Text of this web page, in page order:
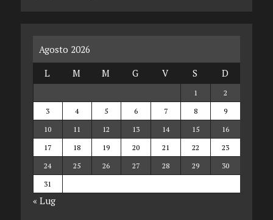
Agosto 2026
L
M M G V S D
1
2
3
4 5 6 7 8
9
10
11 12 13 14 15
16
17
18 19 20 21 22
23
24
25 26 27 28 29
30
31
« Lug